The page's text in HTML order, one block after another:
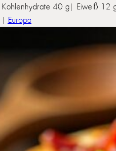
40 g| Eiweiß 12
| Europa